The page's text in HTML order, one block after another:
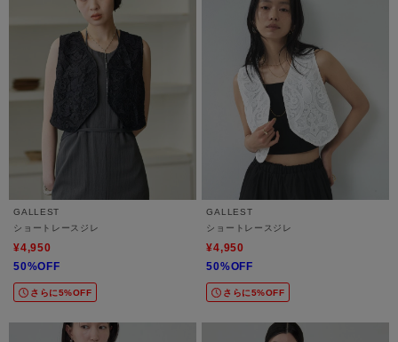
GALLEST
ショートレースジレ
¥4,950
50%OFF
さらに5%OFF
GALLEST
ショートレースジレ
¥4,950
50%OFF
さらに5%OFF